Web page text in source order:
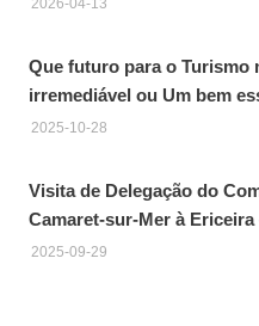
2026-04-13
Que futuro para o Turismo
irremediável ou Um bem
2025-10-28
Visita de Delegação do
Camaret-sur-Mer à Ericeira
2025-09-29